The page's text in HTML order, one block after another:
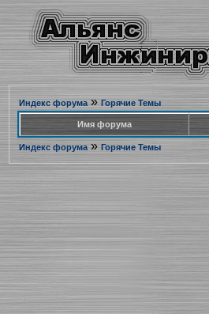
Индекс форума» Горячие Темы
Имя форума
Индекс форума» Горячие Темы